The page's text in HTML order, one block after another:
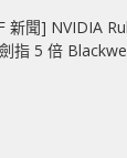
新聞] NVIDIA
指 5 倍